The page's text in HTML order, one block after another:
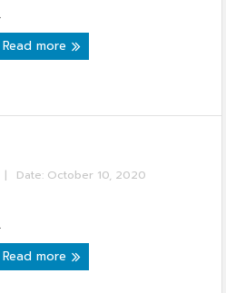
Read more
|
Date: October 10, 2020
Read more